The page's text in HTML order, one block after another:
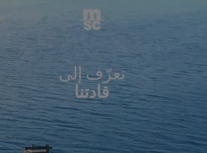
تعرّف إلى
قادتنا